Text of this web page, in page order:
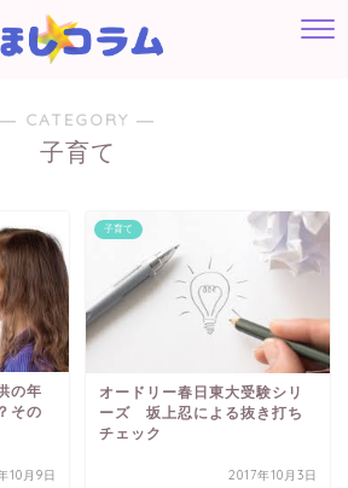
― CATEGORY ―
子育て
の年
その
10月9日
子育て
オードリー春日東大受験シリ
ーズ 坂上忍による抜き打ち
チェック
2017年10月3日